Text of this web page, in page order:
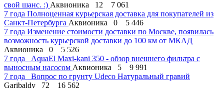
свой шанс. :) Аквионика 12
7 061
7 года Полноценная курьерская доставка для покупателей из
Санкт-Петербурга Аквионика 0
5 446
7 года Изменение стоимости доставки по Москве, появилась
возможность курьерской доставки до 100 км от МКАД
Аквионика
0
5 526
7 года
AquaEl Maxi-kani 350 - обзор внешнего фильтра с
выносным насосом Аквионика 5
9 991
7 года
Вопрос по грунту Udeco Натуральный гравий
Garibaldy
72
16 562